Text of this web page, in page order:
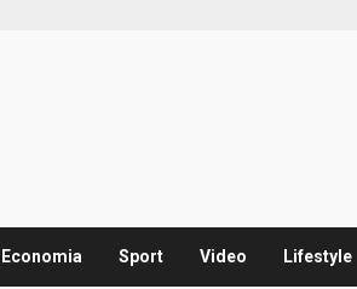
Economia Sport Video Lifestyle